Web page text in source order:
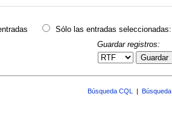
Sólo las entradas seleccionadas:
Guardar registros:
Guardar
Búsqueda CQL